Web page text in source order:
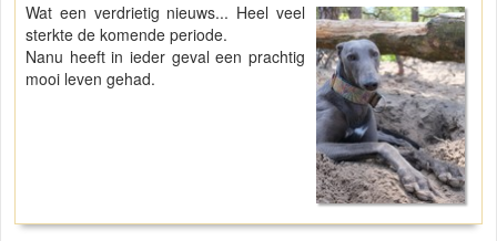
Wat een verdrietig nieuws... Heel veel
sterkte de komende periode.
Nanu heeft in ieder geval een prachtig
mooi leven gehad.